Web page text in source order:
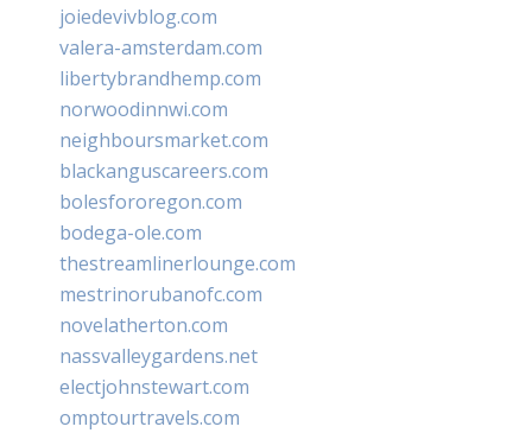
joiedevivblog.com
valera-amsterdam.com
libertybrandhemp.com
norwoodinnwi.com
neighboursmarket.com
blackanguscareers.com
bolesfororegon.com
bodega-ole.com
thestreamlinerlounge.com
mestrinorubanofc.com
novelatherton.com
nassvalleygardens.net
electjohnstewart.com
omptourtravels.com